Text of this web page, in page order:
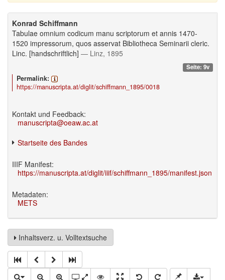
Konrad Schiffmann
Tabulae omnium codicum manu scriptorum et annis 1470-
1520 impressorum, quos asservat Bibliotheca Seminarii cleric.
Linc. [handschriftlich] — Linz, 1895
Seite: 9v
Permalink:
https://manuscripta.at/diglit/schiffmann_1895/0018
Kontakt und Feedback:
manuscripta@oeaw.ac.at
Startseite des Bandes
IIIF Manifest:
https://manuscripta.at/diglit/iiif/schiffmann_1895/manifest.json
Metadaten:
METS
Inhaltsverz. u. Volltextsuche